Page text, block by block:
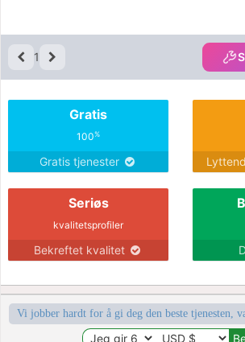
1
Gratis
100%
Gratis tjenester
Seriøs
kvalitetsprofiler
Bekreftet kvalitet
Vi jobber hardt for å gi deg den beste tjenesten,